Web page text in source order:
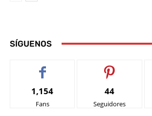
SÍGUENOS
1,154
Fans
44
Seguidores